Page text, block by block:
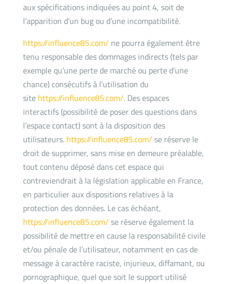
aux spécifications indiquées au point 4, soit de
l’apparition d’un bug ou d’une incompatibilité.
https://influence85.com/ ne pourra également être
tenu responsable des dommages indirects (tels par
exemple qu’une perte de marché ou perte d’une
chance) consécutifs à l’utilisation du
site https://influence85.com/. Des espaces
interactifs (possibilité de poser des questions dans
l’espace contact) sont à la disposition des
utilisateurs. https://influence85.com/ se réserve le
droit de supprimer, sans mise en demeure préalable,
tout contenu déposé dans cet espace qui
contreviendrait à la législation applicable en France,
en particulier aux dispositions relatives à la
protection des données. Le cas échéant,
https://influence85.com/ se réserve également la
possibilité de mettre en cause la responsabilité civile
et/ou pénale de l’utilisateur, notamment en cas de
message à caractère raciste, injurieux, diffamant, ou
pornographique, quel que soit le support utilisé